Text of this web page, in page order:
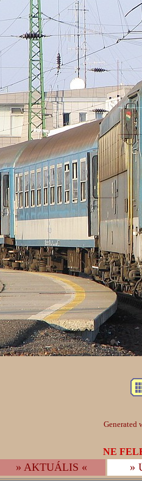
Generated
NE
» AKTUÁLIS « »